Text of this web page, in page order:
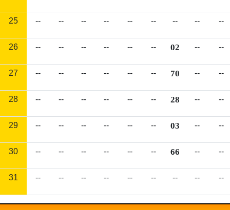
25 -- -- -- -- -- -- -- -- --
26 -- -- -- -- -- -- 02 -- --
27 -- -- -- -- -- -- 70 -- --
28 -- -- -- -- -- -- 28 -- --
29 -- -- -- -- -- -- 03 -- --
30 -- -- -- -- -- -- 66 -- --
31 -- -- -- -- -- -- -- -- --